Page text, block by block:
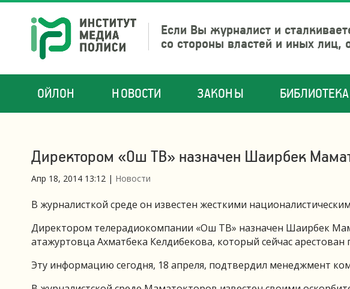
Если Вы журналист и
со стороны властей и иных
ОЙЛОН НОВОСТИ ЗАКОНЫ БИБЛИОТЕКА
Директором «Ош ТВ» назначен Шаирбек
Апр 18, 2014 13:12 | Новости
В журналисткой среде он известен жесткими
Директором телерадиокомпании «Ош ТВ» назначен Шаирбек
атажуртовца Ахматбека Келдибекова, который сейчас
Эту информацию сегодня, 18 апреля, подтвердил менеджмент